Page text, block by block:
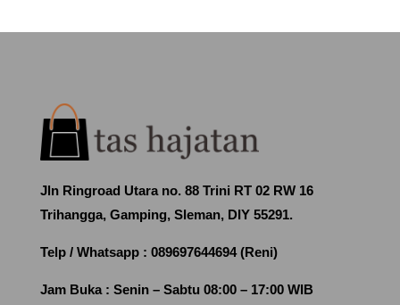
Jln Ringroad Utara no. 88 Trini RT 02 RW 16
Trihangga, Gamping, Sleman, DIY 55291.
Telp / Whatsapp : 089697644694 (Reni)
Jam Buka : Senin – Sabtu 08:00 – 17:00 WIB